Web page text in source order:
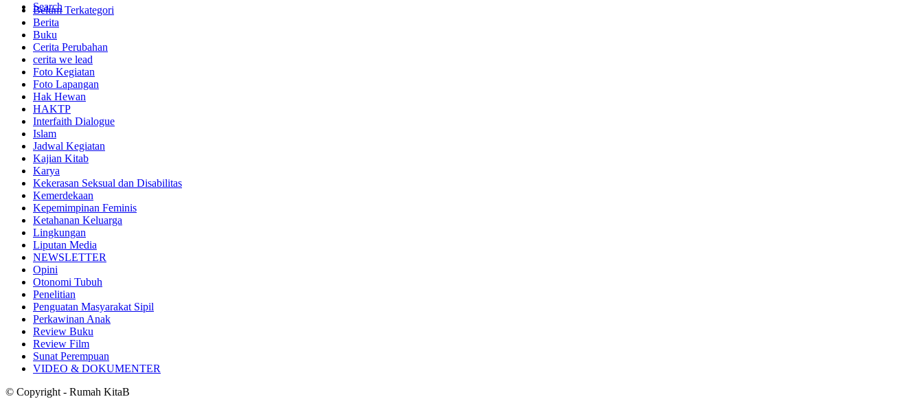
Search
Belum Terkategori
Berita
Buku
Cerita Perubahan
cerita we lead
Foto Kegiatan
Foto Lapangan
Hak Hewan
HAKTP
Interfaith Dialogue
Islam
Jadwal Kegiatan
Kajian Kitab
Karya
Kekerasan Seksual dan Disabilitas
Kemerdekaan
Kepemimpinan Feminis
Ketahanan Keluarga
Lingkungan
Liputan Media
NEWSLETTER
Opini
Otonomi Tubuh
Penelitian
Penguatan Masyarakat Sipil
Perkawinan Anak
Review Buku
Review Film
Sunat Perempuan
VIDEO & DOKUMENTER
© Copyright - Rumah KitaB